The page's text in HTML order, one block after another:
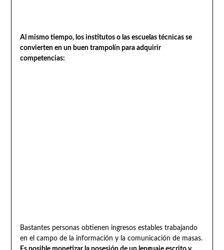
Al mismo tiempo, los institutos o las escuelas técnicas se
convierten en un buen trampolín para adquirir
competencias:
Bastantes personas obtienen ingresos estables trabajando
en el campo de la información y la comunicación de masas.